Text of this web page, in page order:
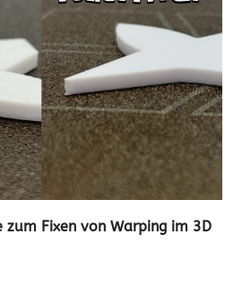
Fixen von Warping im 3D